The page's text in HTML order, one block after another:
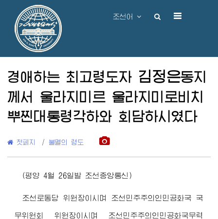
조선어
경애하는 최고령도자 김정은동지
께서 울라지미르 울라지미로비치
뿌찐대통령각하와 회담하시였다
첫페지 / 불멸의 령도
(평양 4월 26일발 조선중앙통신)
조선로동당 위원장이시며 조선민주주의인민공화국 국
무위원회 위원장이시며 조선민주주의인민공화국무력